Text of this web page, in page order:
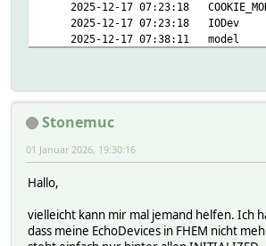
2025-12-17 07:23:18
2025-12-17 07:23:18 IODev
2025-12-17 07:38:11
2025-12-17 07:38:11
2025-12-17 07:24:05
2025-12-17 07:24:05
helper:
DEVICETYPE A2LLN0XXXXXN50
FAMILY KNIGHT
VERSION 4600000000020
bluetooth -
Stonemuc
01 Januar 2026, 19:30:16
Hallo,
vielleicht kann mir mal jemand helfen. Ich
dass meine EchoDevices in FHEM nicht